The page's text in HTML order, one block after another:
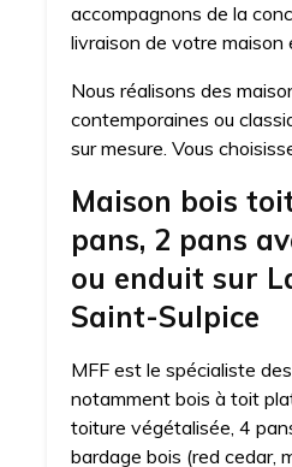
accompagnons de la
livraison de votre maison
Nous réalisons des
contemporaines ou
sur mesure. Vous
Maison bois
pans, 2 pans
ou enduit sur
Saint-Sulpice
MFF est le spécialiste
notamment bois à toit
toiture végétalisée, 4
bardage bois (red cedar,